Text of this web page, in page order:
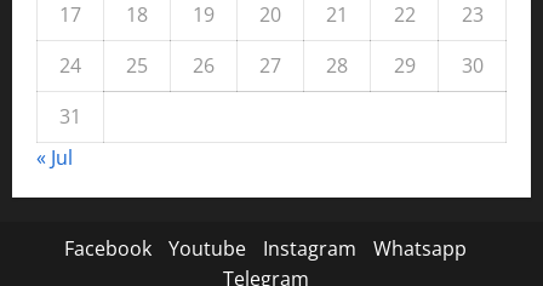
17
18 19 20 21 22
23
24
25 26 27 28 29
30
31
« Jul
Facebook Youtube Instagram
Whatsapp
Telegram